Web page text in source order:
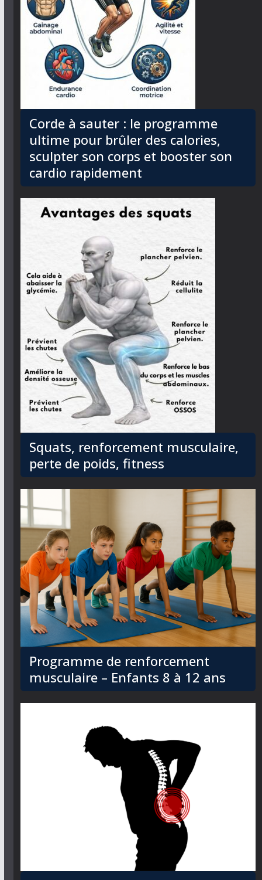
Corde à sauter : le programme
ultime pour brûler des calories,
sculpter son corps et booster son
cardio rapidement
Squats, renforcement musculaire,
perte de poids, fitness
Programme de renforcement
musculaire – Enfants 8 à 12 ans